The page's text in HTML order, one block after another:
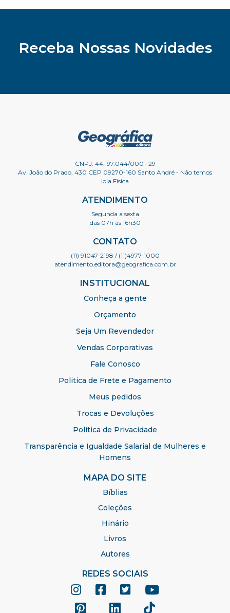
Receba Nossas Novidades
CNPJ: 44.197.044/0001-29
Av. João do Prado, 430 CEP 09270-160 Santo André - Não temos
loja Física
ATENDIMENTO
Segunda a sexta
das 07h às 16h30
CONTATO
(11) 91047-2198 / (11)4977-1000
atendimento.editora@geografica.com.br
INSTITUCIONAL
Conheça a gente
Orçamento
Seja Um Revendedor
Vendas Corporativas
Fale Conosco
Politica de Frete e Pagamento
Meus pedidos
Trocas e Devoluções
Política de Privacidade
Transparência e Igualdade Salarial de Mulheres e
Homens
MAPA DO SITE
Bíblias
Coleções
Hinário
Livros
Autores
REDES SOCIAIS